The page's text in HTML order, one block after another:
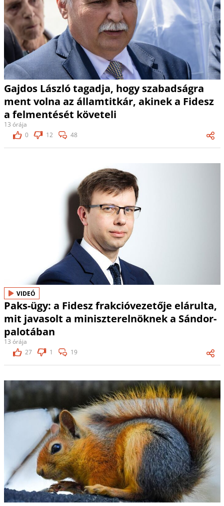
Gajdos László tagadja, hogy szabadságra
ment volna az államtitkár, akinek a Fidesz
a felmentését követeli
13 órája
0
12 48
VIDEÓ
Paks-ügy: a Fidesz frakcióvezetője elárulta,
mit javasolt a miniszterelnöknek a Sándor-
palotában
13 órája
27
1 19